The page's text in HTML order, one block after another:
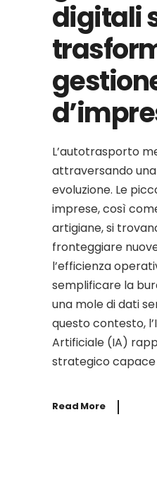
digitali
L’autotrasporto
attraversando
evoluzione. Le
imprese, così
artigiane, si
fronteggiare
l’efficienza
semplificare la
una mole di dati
questo contesto,
Artificiale (IA)
strategico capace
Read More